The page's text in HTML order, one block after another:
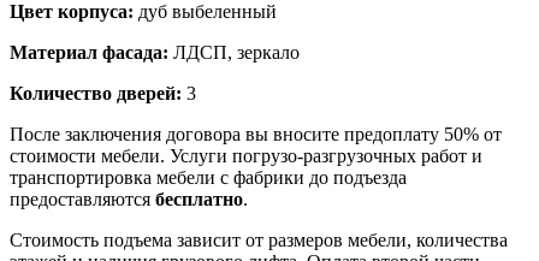
Цвет корпуса: дуб выбеленный
Материал фасада: ЛДСП, зеркало
Количество дверей: 3
После заключения договора вы вносите предоплату 50% от
стоимости мебели. Услуги погрузо-разгрузочных работ и
транспортировка мебели с фабрики до подъезда
предоставляются бесплатно.
Стоимость подъема зависит от размеров мебели, количества